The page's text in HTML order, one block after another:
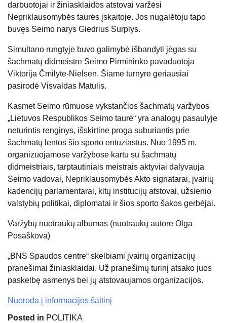
darbuotojai ir žiniasklaidos atstovai varžėsi
Nepriklausomybės taurės įskaitoje. Jos nugalėtoju tapo
buvęs Seimo narys Giedrius Surplys.
Simultano rungtyje buvo galimybė išbandyti jėgas su
šachmatų didmeistre Seimo Pirmininko pavaduotoja
Viktorija Čmilyte-Nielsen. Šiame turnyre geriausiai
pasirodė Visvaldas Matulis.
Kasmet Seimo rūmuose vykstančios šachmatų varžybos
„Lietuvos Respublikos Seimo taurė“ yra analogų pasaulyje
neturintis renginys, išskirtine proga suburiantis prie
šachmatų lentos šio sporto entuziastus. Nuo 1995 m.
organizuojamose varžybose kartu su šachmatų
didmeistriais, tarptautiniais meistrais aktyviai dalyvauja
Seimo vadovai, Nepriklausomybės Akto signatarai, įvairių
kadencijų parlamentarai, kitų institucijų atstovai, užsienio
valstybių politikai, diplomatai ir šios sporto šakos gerbėjai.
Varžybų nuotraukų albumas (nuotraukų autorė Olga
Posaškova)
„BNS Spaudos centre“ skelbiami įvairių organizacijų
pranešimai žiniasklaidai. Už pranešimų turinį atsako juos
paskelbę asmenys bei jų atstovaujamos organizacijos.
Nuoroda į informacijos šaltinį
Posted in POLITIKA